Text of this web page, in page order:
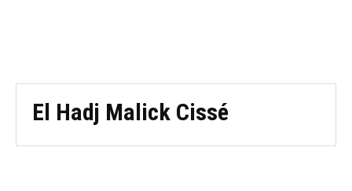
El Hadj Malick Cissé